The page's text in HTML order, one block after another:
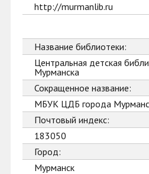
http://murmanlib.ru
Название библиотеки:
Центральная детская
Мурманска
Сокращенное название:
МБУК ЦДБ города
Почтовый индекс:
183050
Город:
Мурманск